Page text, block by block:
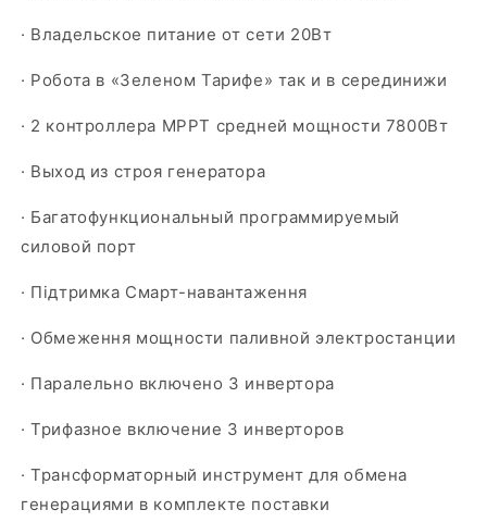
· Владельское питание от сети 20Вт
· Робота в «Зеленом Тарифе» так и в серединижи
· 2 контроллера MPPT средней мощности 7800Вт
· Выход из строя генератора
· Багатофункциональный программируемый
силовой порт
· Підтримка Смарт-навантаження
· Обмеження мощности паливной электростанции
· Паралельно включено 3 инвертора
· Трифазное включение 3 инверторов
· Трансформаторный инструмент для обмена
генерациями в комплекте поставки